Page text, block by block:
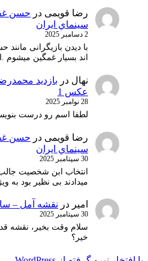
رضا قویمی در
سينماي ايران
2 دسامبر 2025
با دیدن بازیگرانی
اند بسیار غمگین
نهال در
عکس 1
28 نوامبر 2025
لطفا اسم رو درست
رضا قویمی در
سينماي ايران
30 سپتامبر 2025
انتخاب ابن شخصیت
میدادند بی نظیر بود به
امیر در نقشه آمل – سال
30 سپتامبر 2025
سلام وقت بخیر، نقشه
خیر؟